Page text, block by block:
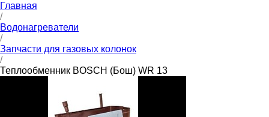
Главная
/
Водонагреватели
/
Запчасти для газовых колонок
/
Теплообменник BOSCH (Бош) WR 13